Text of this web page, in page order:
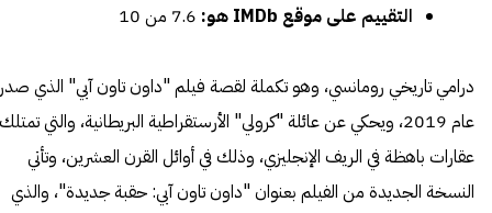
التقييم على موقع IMDb هو:
7.6 من 10
درامي تاريخي رومانسي، وهو تكملة لقصة فيلم "داون تاون آبي" الذي صدر
عام 2019، ويحكي عن عائلة "كرولي" الأرستقراطية البريطانية، والتي تمتلك
عقارات باهظة في الريف الإنجليزي، وذلك في أوائل القرن العشرين، وتأتي
النسخة الجديدة من الفيلم بعنوان "داون تاون آبي: حقبة جديدة"، والذي